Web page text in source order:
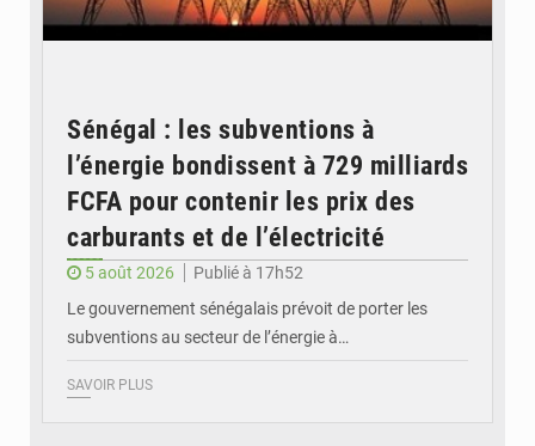
Sénégal : les subventions à
l’énergie bondissent à 729 milliards
FCFA pour contenir les prix des
carburants et de l’électricité
5 août 2026
Publié à 17h52
Le gouvernement sénégalais prévoit de porter les
subventions au secteur de l’énergie à…
SAVOIR PLUS